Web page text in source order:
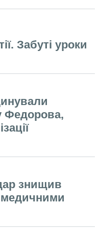
Забуті уроки
Федорова,
знищив
медичними